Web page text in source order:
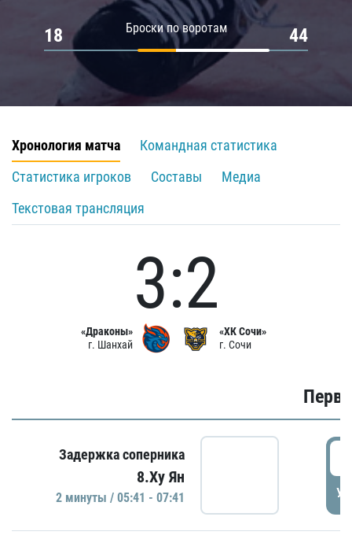
Броски по воротам
18 44
Хронология матча
Командная статистика
Статистика игроков
Составы
Медиа
Текстовая трансляция
«Драконы»
г. Шанхай
3:2
«ХК Сочи»
г. Сочи
Задержка соперника
8.Ху Ян
2 минуты / 05:41 - 07:41